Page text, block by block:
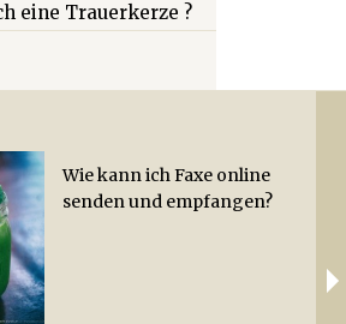
eine Trauerkerze ?
Wie kann ich Faxe online
senden und empfangen?